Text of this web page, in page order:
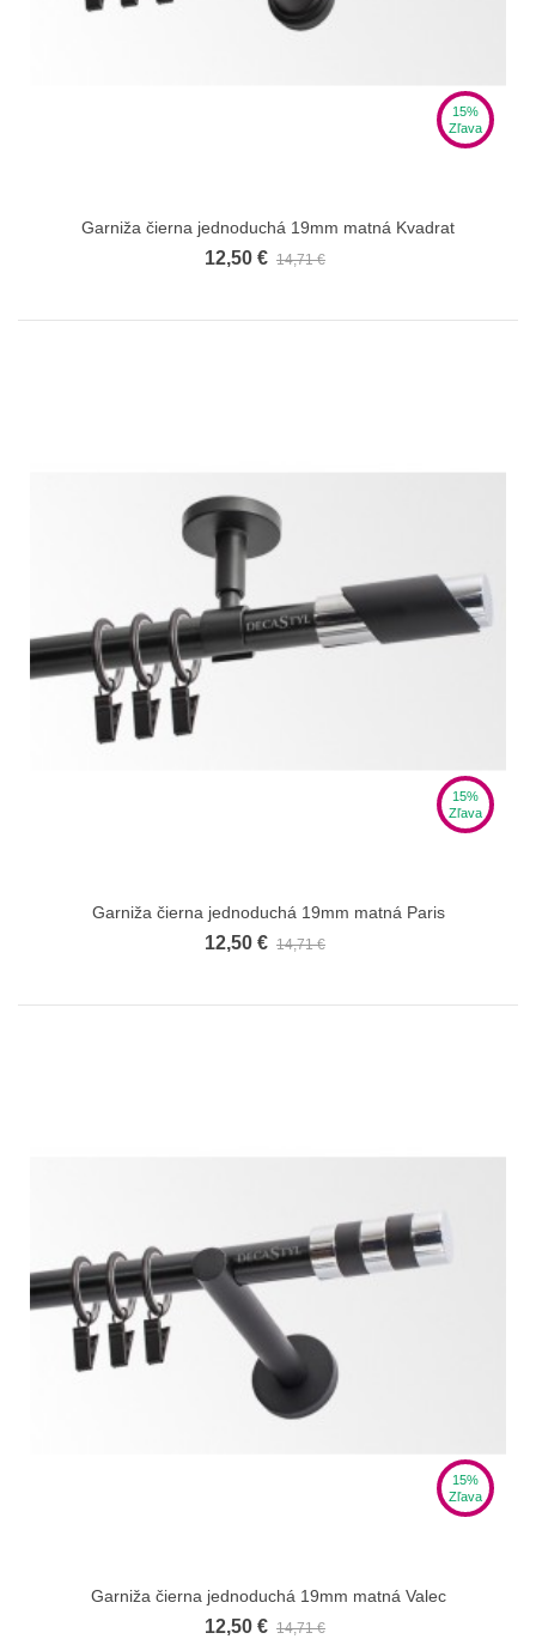
15%
Zľava
Garniža čierna jednoduchá 19mm matná Kvadrat
12,50 € 14,71 €
15%
Zľava
Garniža čierna jednoduchá 19mm matná Paris
12,50 € 14,71 €
15%
Zľava
Garniža čierna jednoduchá 19mm matná Valec
12,50 € 14,71 €